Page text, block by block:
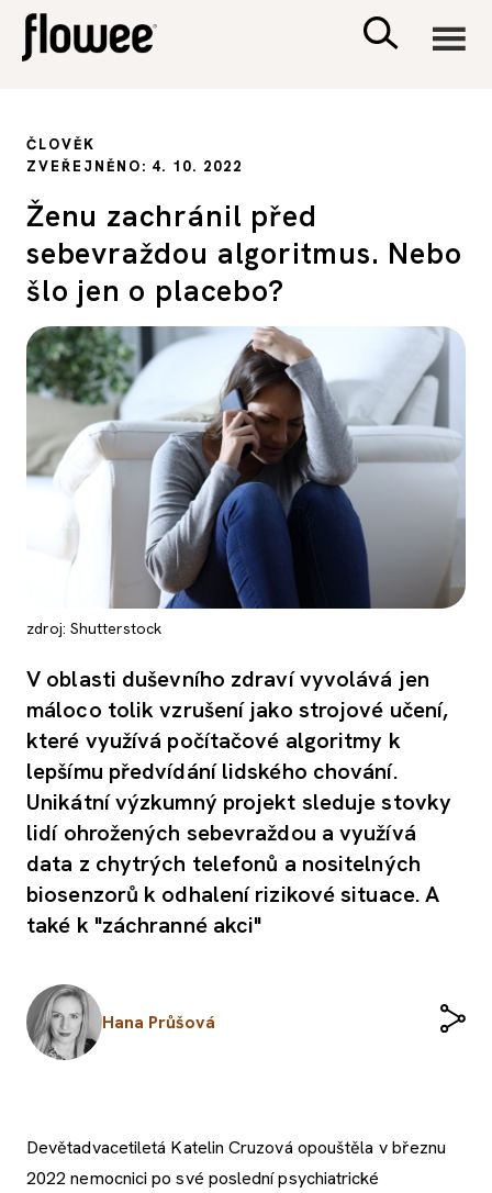
PSYCHOLOGIE
SEX A VZTAHY
PORADNA
ČLOVĚK
ZVEŘEJNĚNO: 4. 10. 2022
Ženu zachránil před
sebevraždou algoritmus. Nebo
šlo jen o placebo?
zdroj: Shutterstock
V oblasti duševního zdraví vyvolává jen
máloco tolik vzrušení jako strojové učení,
které využívá počítačové algoritmy k
lepšímu předvídání lidského chování.
Unikátní výzkumný projekt sleduje stovky
lidí ohrožených sebevraždou a využívá
data z chytrých telefonů a nositelných
biosenzorů k odhalení rizikové situace. A
také k "záchranné akci"
Hana Průšová
Devětadvacetiletá Katelin Cruzová opouštěla v březnu
2022 nemocnici po své poslední psychiatrické